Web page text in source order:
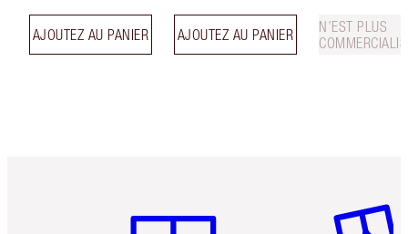
AJOUTEZ AU PANIER AJOUTEZ AU PANIER
N’EST PLUS